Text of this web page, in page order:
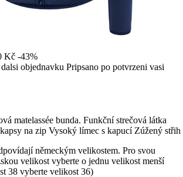
Kč -43%
objednavku Pripsano po potvrzeni vasi
matelassée bunda. Funkční strečová látka
na zip Vysoký límec s kapucí Zúžený střih
německým velikostem. Pro svou
velikost vyberte o jednu velikost menší
38 vyberte velikost 36)